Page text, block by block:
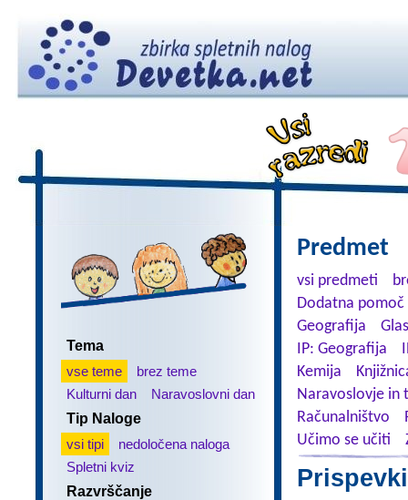
Tema
vse teme
brez teme
Kulturni dan
Naravoslovni dan
Tip Naloge
vsi tipi
nedoločena naloga
Spletni kviz
Razvrščanje
Predmet
vsi predmeti
Dodatna
Geografija
IP: Geografija
Kemija
Naravoslovje in
Računalništvo
Učimo se učiti